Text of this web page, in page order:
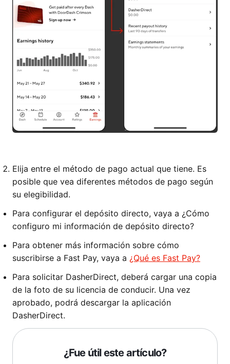
Elija entre el método de pago actual que tiene. Es
posible que vea diferentes métodos de pago según
su elegibilidad.
Para configurar el depósito directo, vaya a ¿Cómo
configuro mi información de depósito directo?
Para obtener más información sobre cómo
suscribirse a Fast Pay, vaya a ¿Qué es Fast Pay?
Para solicitar DasherDirect, deberá cargar una copia
de la foto de su licencia de conducir. Una vez
aprobado, podrá descargar la aplicación
DasherDirect.
¿Fue útil este artículo?